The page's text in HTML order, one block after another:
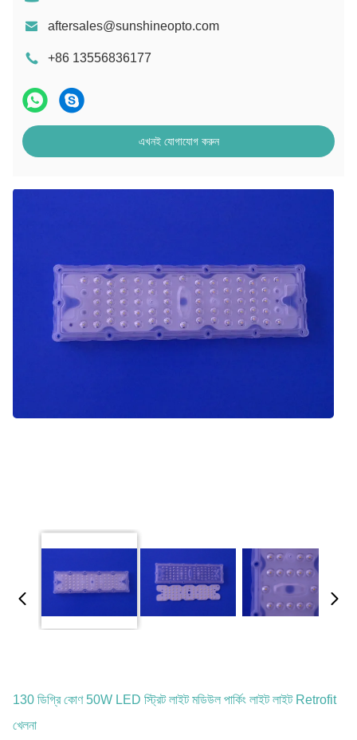
aftersales@sunshineopto.com
+86 13556836177
এখনই যোগাযোগ করুন
130 ডিগ্রি কোণ 50W LED স্ট্রিট লাইট মডিউল পার্কিং লাইট লাইট Retrofit
খেলনা